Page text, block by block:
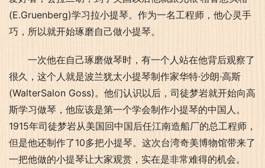
(E.Gruenberg)学习拉小提琴。作为一名工程师，他心灵手
巧，所以就开始琢磨自己做小提琴。
一次他在自己琢磨做琴时，有一个人站在他背后观察了
很久，这个人就是波兰犹太小提琴制作家华特·沙朗·高斯
(WalterSalon Goss)。他们认识以后，司徒梦岩就开始向高
斯学习做琴，他应该是第一个学会制作小提琴的中国人。
1915年司徒梦岩从美国回中国后任江南造船厂的总工程师，
但是他还制作了10多把小提琴。这次台湾奇美博物馆带来了
一把他做的小提琴让大家观赏，实在是非常难得的机会。